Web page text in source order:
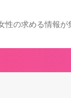
性の求める情報が